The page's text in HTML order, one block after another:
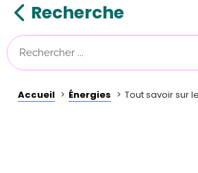
Recherche
Accueil Énergies Tout savoir sur